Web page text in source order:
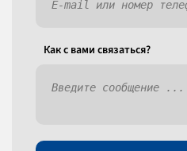
Как c вами связаться?